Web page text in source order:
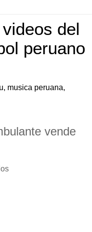
del
peruano
musica peruana,
vende